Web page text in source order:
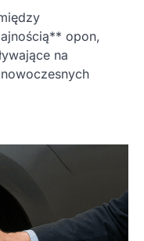
opon,
na